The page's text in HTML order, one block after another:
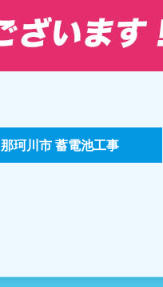
那珂川市 蓄電池工事